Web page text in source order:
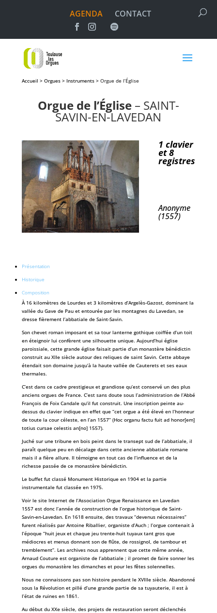
AGENDA CONTACT
Accueil > Orgues > Instruments > Orgue de l’Église
Orgue de l’Église – SAINT-
SAVIN-EN-LAVEDAN
1 clavier
et 8
registres
Anonyme
(1557)
Présentation
Historique
Composition
À 16 kilomètres de Lourdes et 3 kilomètres d’Argelès-Gazost, dominant la
vallée du Gave de Pau et entourée par les montagnes du Lavedan, se
dresse fièrement l’abbatiale de Saint-Savin.
Son chevet roman imposant et sa tour lanterne gothique coiffée d’un toit
en éteignoir lui confèrent une silhouette unique. Aujourd’hui église
paroissiale, cette grande église faisait partie d’un monastère bénédictin
construit au XIIe siècle autour des reliques de saint Savin. Cette abbaye
étendait son domaine jusqu’à la haute vallée de Cauterets et ses eaux
thermales.
C’est dans ce cadre prestigieux et grandiose qu’est conservé un des plus
anciens orgues de France. C’est sans doute sous l’administration de l’Abbé
François de Foix Candale qu’il fut construit. Une inscription peinte au-
dessus du clavier indique en effet que “cet orgue a été élevé en l’honneur
de toute la cour céleste, en l’an 1557” (Hoc organu factu fuit ad honor[em]
totius cursae celestis an[no] 1557).
Juché sur une tribune en bois peint dans le transept sud de l’abbatiale, il
paraît quelque peu en décalage dans cette ancienne abbatiale romane
mais il a fière allure. Il témoigne en tout cas de l’influence et de la
richesse passée de ce monastère bénédictin.
Le buffet fut classé Monument Historique en 1904 et la partie
instrumentale fut classée en 1975.
Voir le site Internet de l’Association Orgue Renaissance en Lavedan
1557 est donc l’année de construction de l’orgue historique de Saint-
Savin-en-Lavedan. En 1618 ensuite, des travaux “devenus nécessaires”
furent réalisés par Antoine Riballier, organiste d’Auch ; l’orgue contenait à
l’époque “huit jeux et chaque jeu trente-huit tuyaux tant gros que
médiocres et menus donnant son de flûte, de rossignol, de tambour et
tremblement”. Les archives nous apprennent que cette même année,
Arnaud Couture est organiste de l’abbatiale ; il promet de faire sonner les
orgues du monastère les dimanches et pour les fêtes solennelles.
Nous ne connaissons pas son histoire pendant le XVIIIe siècle. Abandonné
sous la Révolution et pillé d’une grande partie de sa tuyauterie, il est à
l’état de ruines en 1861.
Au début du XXe siècle, des projets de restauration seront déclenchés